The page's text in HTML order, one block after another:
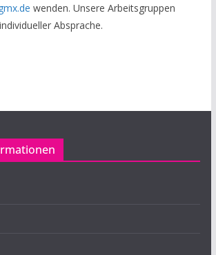
wenden. Unsere Arbeitsgruppen
Absprache.